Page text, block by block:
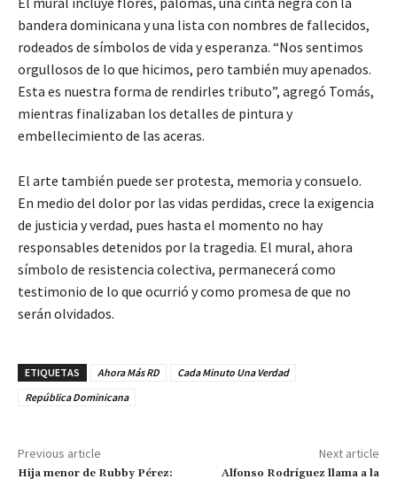
bandera dominicana y una lista con nombres de fallecidos,
rodeados de símbolos de vida y esperanza. “Nos sentimos
orgullosos de lo que hicimos, pero también muy apenados.
Esta es nuestra forma de rendirles tributo”, agregó Tomás,
mientras finalizaban los detalles de pintura y
embellecimiento de las aceras.
El arte también puede ser protesta, memoria y consuelo.
En medio del dolor por las vidas perdidas, crece la exigencia
de justicia y verdad, pues hasta el momento no hay
responsables detenidos por la tragedia. El mural, ahora
símbolo de resistencia colectiva, permanecerá como
testimonio de lo que ocurrió y como promesa de que no
serán olvidados.
ETIQUETAS Ahora Más RD
Cada Minuto Una Verdad
República Dominicana
Previous article
Hija menor de Rubby Pérez:
Next article
Alfonso Rodríguez llama a la